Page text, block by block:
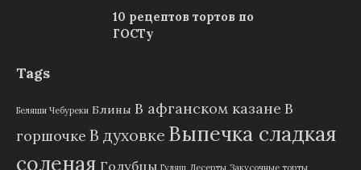
10 рецептов тортов по
ГОСТу
Tags
Беляши Чебуреки Блины В афганском казане В
горшочке В духовке Выпечка сладкая
соленая Голубцы Гуляш Десерты Закусочные торты